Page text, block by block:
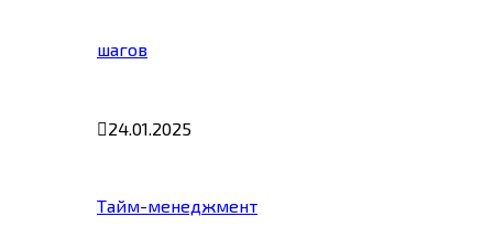
шагов
24.01.2025
Тайм-менеджмент